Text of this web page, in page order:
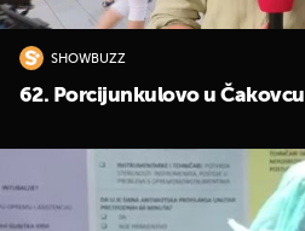
SHOWBUZZ
62. Porcijunkulovo u Čakovcu